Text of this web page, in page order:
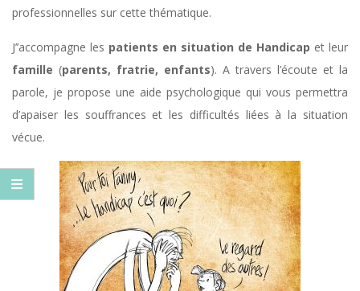
professionnelles sur cette thématique.
J’’accompagne les patients en situation de Handicap et leur
famille (parents, fratrie, enfants). A travers l’écoute et la
parole, je propose une aide psychologique qui vous permettra
d’apaiser les souffrances et les difficultés liées à la situation
vécue.